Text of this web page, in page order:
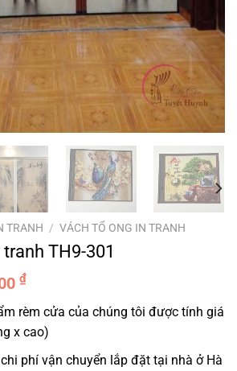
TRANH / VÁCH TỔ ONG IN TRANH
TH9-301
₫.
₫Giá
hiện
tại
là:
800.000 ₫.
rèm cửa của chúng tôi được tính giá
x cao)
phí vận chuyển lắp đặt tại nhà ở Hà